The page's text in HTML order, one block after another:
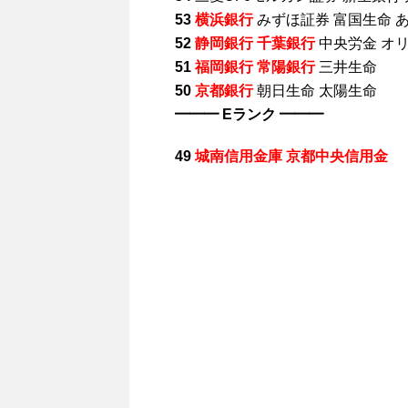
53 横浜銀行みずほ証券 富国生命
52 静岡銀行 千葉銀行中央労金 オ
51 福岡銀行 常陽銀行三井生命
50 京都銀行朝日生命 太陽生命
━━━ Eランク ━━━
49 城南信用金庫 京都中央信用金